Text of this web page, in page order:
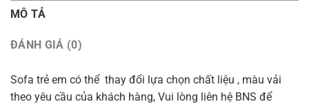
MÔ TẢ
ĐÁNH GIÁ (0)
Sofa trẻ em có thể thay đổi lựa chọn chất liệu , màu vải
theo yêu cầu của khách hàng, Vui lòng liên hệ BNS để